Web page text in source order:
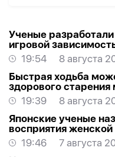
Ученые
игровой
19:54
8 августа
Быстрая ходьба
здорового старения
19:39
8 августа
Японские ученые
восприятия
19:46
7 августа